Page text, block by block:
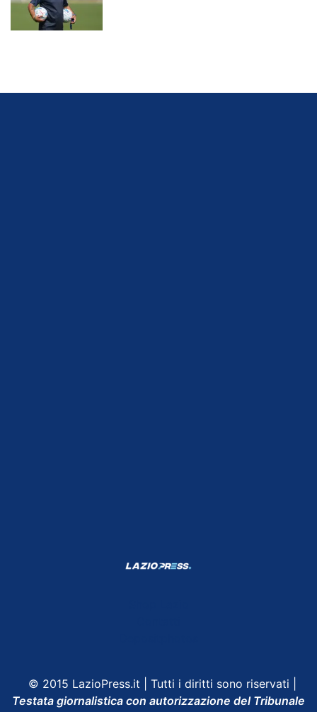
© 2015 LazioPress.it | Tutti i diritti sono riservati |
Testata giornalistica con autorizzazione del Tribunale